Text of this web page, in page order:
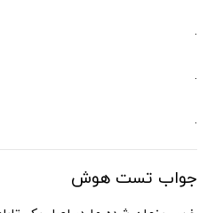
.
.
.
جواب تست هوش